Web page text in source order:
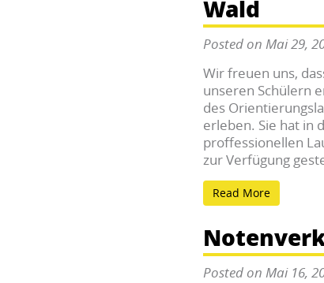
Wald
Posted on Mai 29,
Wir freuen uns,
unseren Schülern
des
erleben. Sie hat in
proffessionellen
zur Verfügung
Read More
Posted on Mai 16,